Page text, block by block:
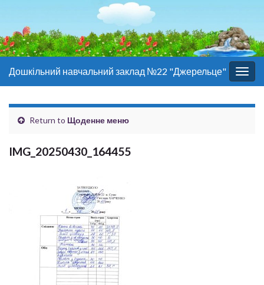
Дошкільний навчальний заклад №22 "Джерельце"
Return to Щоденне меню
IMG_20250430_164455